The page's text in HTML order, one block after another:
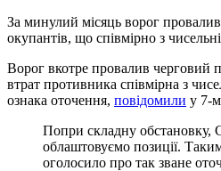
За минулий місяць ворог
окупантів, що співмірно з
Ворог вкотре провалив черговий план з окупації Покровської агломерації, загарбники продовжують зазнавати втрати, застрягши у міських боях – лише у Покровську минулого місяця кількість
втрат противника співмірна з
ознака оточення, повідомили у 7-
Попри складну обстановку, Сили оборони продовжують стримувати натиск ворога. Наші воїни готуються до виконання завдань у зимовий період. Укріплюємо та належно
облаштовуємо позиції.
оголосило про так зване